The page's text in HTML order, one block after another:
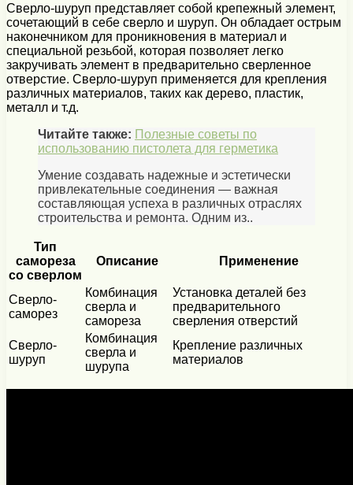
Сверло-шуруп представляет собой крепежный элемент,
сочетающий в себе сверло и шуруп. Он обладает острым
наконечником для проникновения в материал и
специальной резьбой, которая позволяет легко
закручивать элемент в предварительно сверленное
отверстие. Сверло-шуруп применяется для крепления
различных материалов, таких как дерево, пластик,
металл и т.д.
Читайте также: Полезные советы по
использованию пистолета для герметика
Умение создавать надежные и эстетически
привлекательные соединения — важная
составляющая успеха в различных отраслях
строительства и ремонта. Одним из..
Тип
самореза
со сверлом
Описание Применение
Сверло-
саморез
Комбинация
сверла и
самореза
Установка деталей без
предварительного
сверления отверстий
Сверло-
шуруп
Комбинация
сверла и
шурупа
Крепление различных
материалов